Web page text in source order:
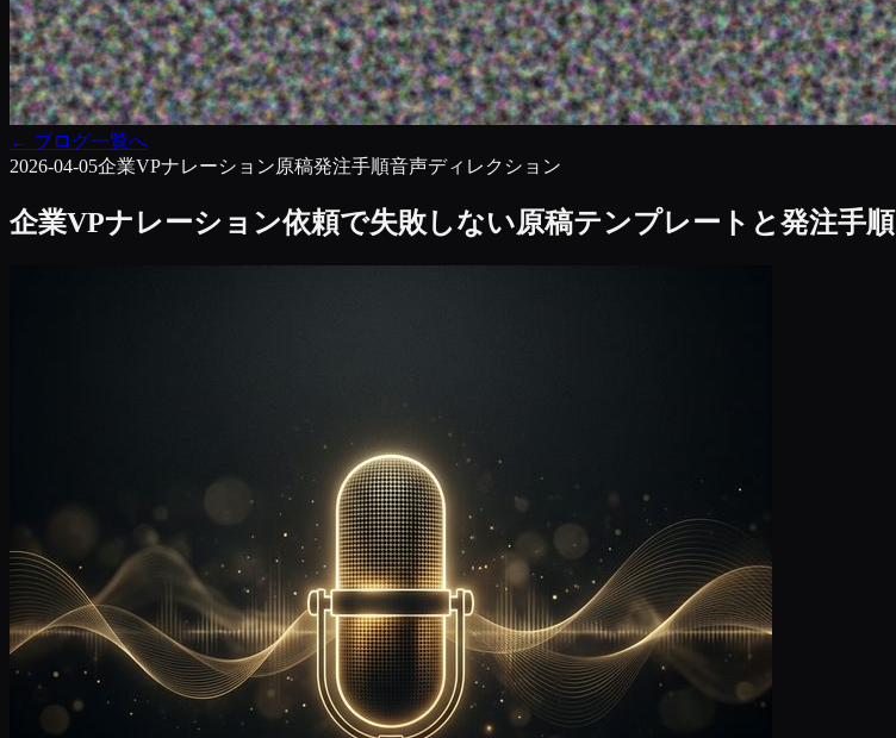
← ブログ一覧へ
2026-04-05企業VPナレーション原稿発注手順音声ディレクション
企業VPナレーション依頼で失敗しない原稿テンプレートと発注手順